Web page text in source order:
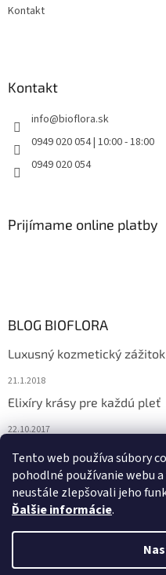
Tento web používa súbory
pohodlné používanie webu
neustále zlepšovali jeho
Ďalšie informácie.
Kontakt
Kontakt
info@bioflora.sk
0949 020 054 | 10:00 - 18:00
0949 020 054
Prijímame online platby
BLOG BIOFLORA
Luxusný kozmetický zážitok
21.1.2018
Elixíry krásy pre každú pleť
22.10.2017
Spoznajte prírodnú
10.10.2017